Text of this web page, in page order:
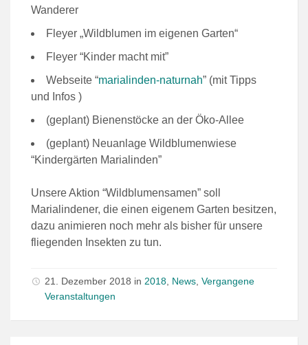
Wanderer
Fleyer „Wildblumen im eigenen Garten“
Fleyer “Kinder macht mit”
Webseite “marialinden-naturnah” (mit Tipps
und Infos )
(geplant) Bienenstöcke an der Öko-Allee
(geplant) Neuanlage Wildblumenwiese
“Kindergärten Marialinden”
Unsere Aktion “Wildblumensamen” soll
Marialindener, die einen eigenem Garten besitzen,
dazu animieren noch mehr als bisher für unsere
fliegenden Insekten zu tun.
21. Dezember 2018 in 2018 News Vergangene
Veranstaltungen